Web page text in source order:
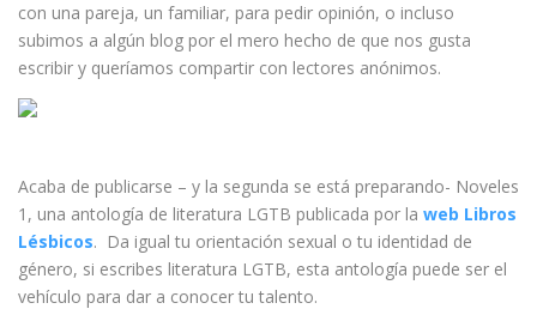
con una pareja, un familiar, para pedir opinión, o incluso
subimos a algún blog por el mero hecho de que nos gusta
escribir y queríamos compartir con lectores anónimos.
Acaba de publicarse – y la segunda se está preparando- Noveles
1, una antología de literatura LGTB publicada por la web Libros
Lésbicos. Da igual tu orientación sexual o tu identidad de
género, si escribes literatura LGTB, esta antología puede ser el
vehículo para dar a conocer tu talento.